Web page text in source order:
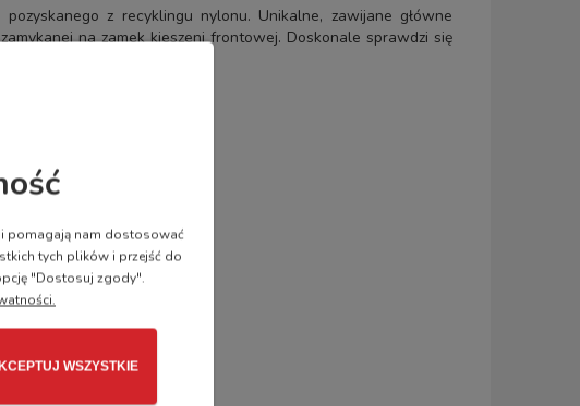
z recyklingu nylonu. Unikalne, zawijane główne
na zamek kieszeni frontowej. Doskonale sprawdzi się
wycieczek czy podróży.
pomagają nam dostosować
tych plików i przejść do
"Dostosuj zgody".
WSZYSTKIE